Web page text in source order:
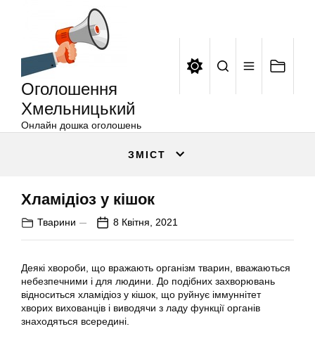
Оголошення
Хмельницький
Онлайн дошка оголошень
ЗМІСТ
Хламідіоз у кішок
Тварини 8 Квітня, 2021
Деякі хвороби, що вражають організм тварин, вважаються
небезпечними і для людини. До подібних захворювань
відноситься хламідіоз у кішок, що руйнує іммуннітет
хворих вихованців і виводячи з ладу функції органів
знаходяться всередині.